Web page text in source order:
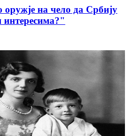
на чело да Србију
интересима?"